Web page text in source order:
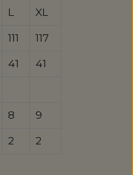
L XL
111 117
41 41
8 9
2 2